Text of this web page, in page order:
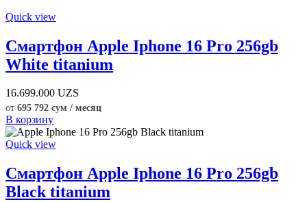
Quick view
Смартфон Apple Iphone 16 Pro 256gb
White titanium
16.699.000 UZS
от 695 792 сум / месяц
В корзину
Quick view
Смартфон Apple Iphone 16 Pro 256gb
Black titanium